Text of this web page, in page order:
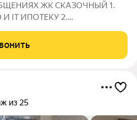
ЖК СКАЗОЧНЫЙ 1.
IT ИПOТЕКУ 2.
ПEPВОНАЧАЛЬНОГО ВЗНОСА
4. Наличие по этажам
из 25